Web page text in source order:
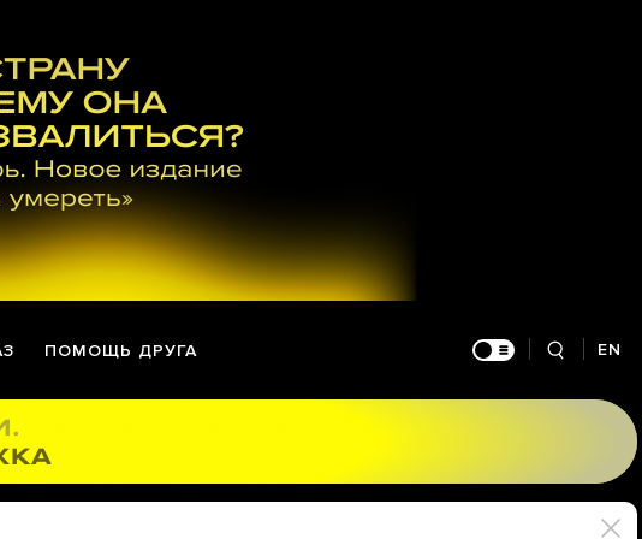
ПОМОЩЬ ДРУГА EN